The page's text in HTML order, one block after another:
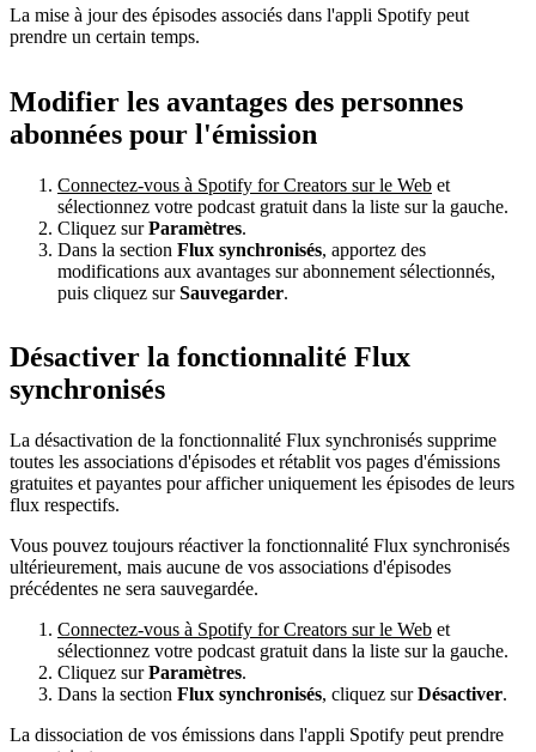
La mise à jour des épisodes associés dans l'appli Spotify peut
prendre un certain temps.
Modifier les avantages des personnes
abonnées pour l'émission
Connectez-vous à Spotify for Creators sur le Web et
sélectionnez votre podcast gratuit dans la liste sur la gauche.
Cliquez surParamètres.
Dans la section Flux synchronisés, apportez des
modifications aux avantages sur abonnement sélectionnés,
puis cliquez surSauvegarder.
Désactiver la fonctionnalité Flux
synchronisés
La désactivation de la fonctionnalité Flux synchronisés supprime
toutes les associations d'épisodes et rétablit vos pages d'émissions
gratuites et payantes pour afficher uniquement les épisodes de leurs
flux respectifs.
Vous pouvez toujours réactiver la fonctionnalité Flux synchronisés
ultérieurement, mais aucune de vos associations d'épisodes
précédentes ne sera sauvegardée.
Connectez-vous à Spotify for Creators sur le Web et
sélectionnez votre podcast gratuit dans la liste sur la gauche.
Cliquez surParamètres.
Dans la section Flux synchronisés, cliquez surDésactiver.
La dissociation de vos émissions dans l'appli Spotify peut prendre